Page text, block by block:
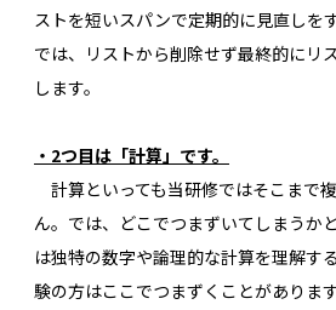
ストを短いスパンで定期的に見直しを
では、リストから削除せず最終的にリ
します。
・2つ目は「計算」です。
計算といっても当研修ではそこまで
ん。では、どこでつまずいてしまうか
は独特の数字や論理的な計算を理解す
験の方はここでつまずくことがありま